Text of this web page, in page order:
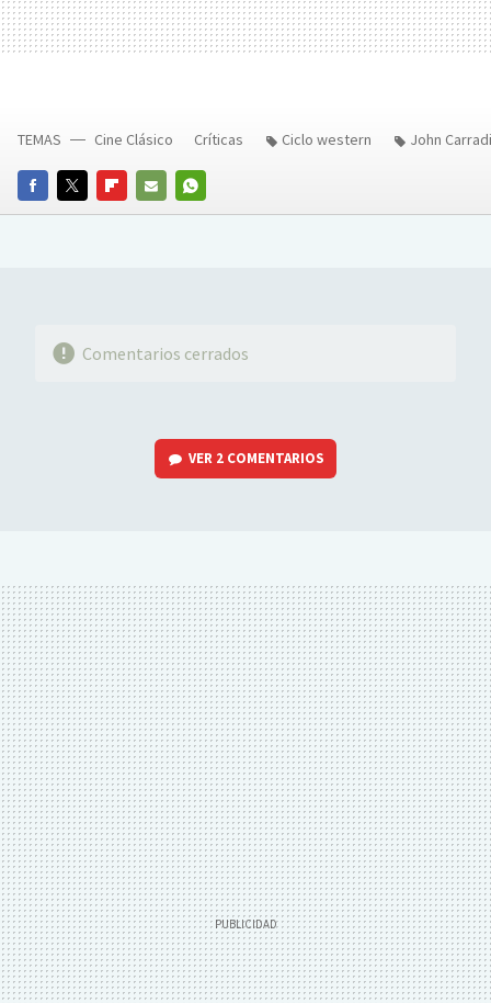
FACEBOOKTWITTERFLIPBOARD
E-
WHATSAPP
TEMAS Cine Clásico Críticas Ciclo western John
Comentarios cerrados
VER 2 COMENTARIOS